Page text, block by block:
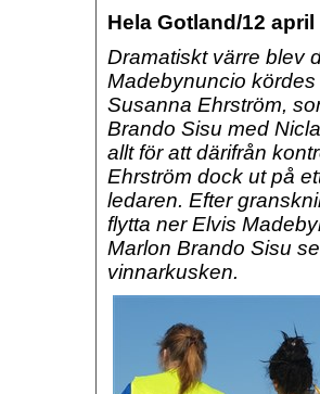
Hela Gotland/12
Dramatiskt värre blev
Madebynuncio
Susanna Ehrström,
Brando Sisu med
allt för att därifrån
Ehrström dock ut på
ledaren. Efter
flytta ner Elvis
Marlon Brando Sisu
vinnarkusken.